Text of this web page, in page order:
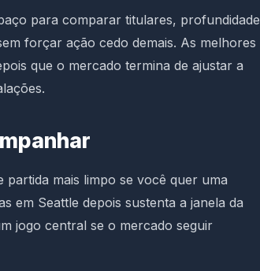
para comparar titulares, profundidade
forçar ação cedo demais. As melhores
que o mercado termina de ajustar a
mais limpo se você quer uma
em Seattle depois sustenta a janela da
jogo central se o mercado seguir